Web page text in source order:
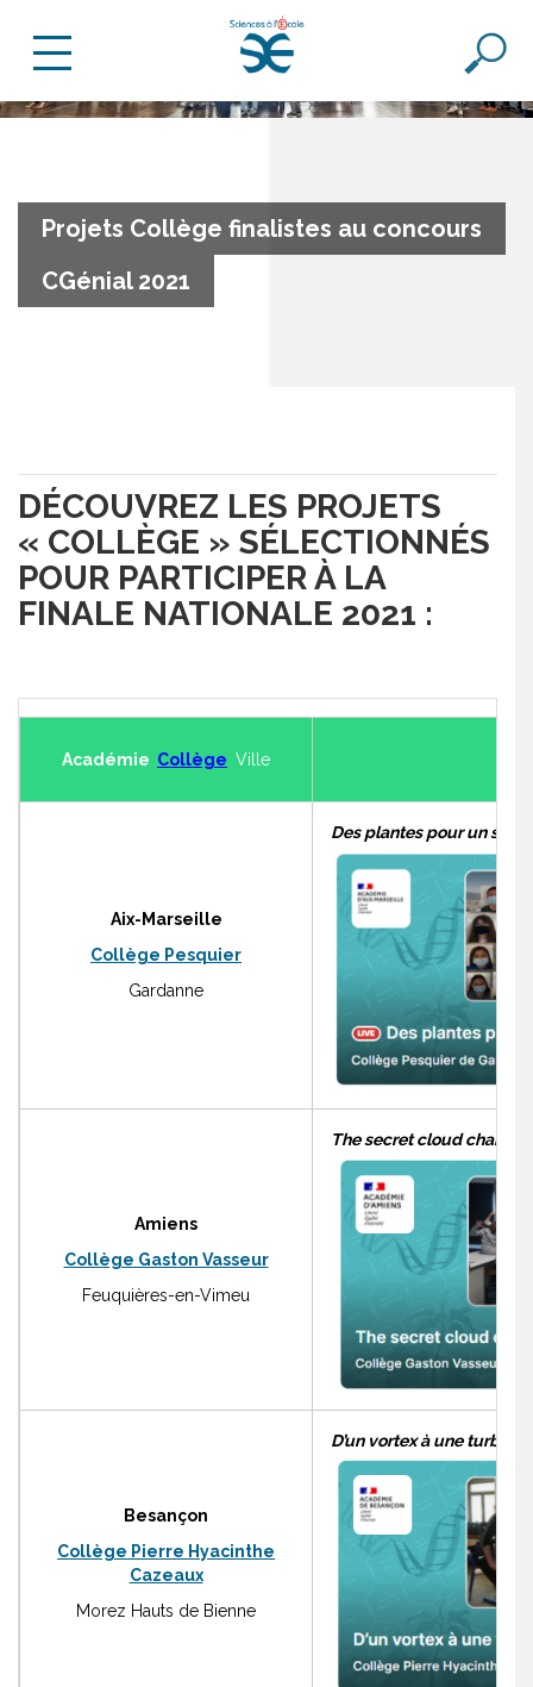
Projets Collège finalistes au concours
CGénial 2021
DÉCOUVREZ LES PROJETS
« COLLÈGE » SÉLECTIONNÉS
POUR PARTICIPER À LA
FINALE NATIONALE 2021 :
Académie Collège Ville
Aix-Marseille
Collège Pesquier
Gardanne
Des plantes pour un sol
Amiens
Collège Gaston Vasseur
Feuquières-en-Vimeu
The secret cloud
Besançon
Collège Pierre Hyacinthe
Cazeaux
Morez Hauts de Bienne
D’un vortex à une turbine